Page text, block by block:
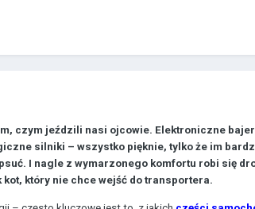
czym jeździli nasi ojcowie. Elektroniczne
silniki – wszystko pięknie, tylko że im
I nagle z wymarzonego komfortu robi się
który nie chce wejść do transportera.